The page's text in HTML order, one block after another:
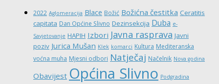
2022 Aglomeracija Blace Božić Božićna čestitka Ceratitis
capitata Dan Općine Slivno Dezinsekcija Duba e-
Savjetovanje HAPIH Izbori Javna rasprava Javni
poziv Jurica Mušan Klek komarci Kultura Mediteranska
voćna muha Mjesni odbori Natječaj Načelnik Nova godina
Obavijest Općina Slivno Podgradina